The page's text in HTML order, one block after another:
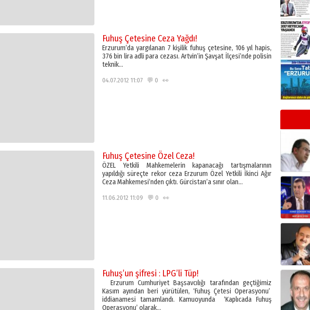
Fuhuş Çetesine Ceza Yağdı!
Erzurum’da yargılanan 7 kişilik fuhuş çetesine, 106 yıl hapis,
376 bin lira adli para cezası. Artvin’in Şavşat İlçesi’nde polisin
teknik…
04.07.2012 11:07 💬 0 👀
Fuhuş Çetesine Özel Ceza!
ÖZEL Yetkili Mahkemelerin kapanacağı tartışmalarının
yapıldığı süreçte rekor ceza Erzurum Özel Yetkili İkinci Ağır
Ceza Mahkemesi’nden çıktı. Gürcistan’a sınır olan…
11.06.2012 11:09 💬 0 👀
Fuhuş’un şifresi : LPG’li Tüp!
Erzurum Cumhuriyet Başsavcılığı tarafından geçtiğimiz
Kasım ayından beri yürütülen, ‘Fuhuş Çetesi Operasyonu’
iddianamesi tamamlandı. Kamuoyunda ‘Kaplıcada Fuhuş
Operasyonu’ olarak…